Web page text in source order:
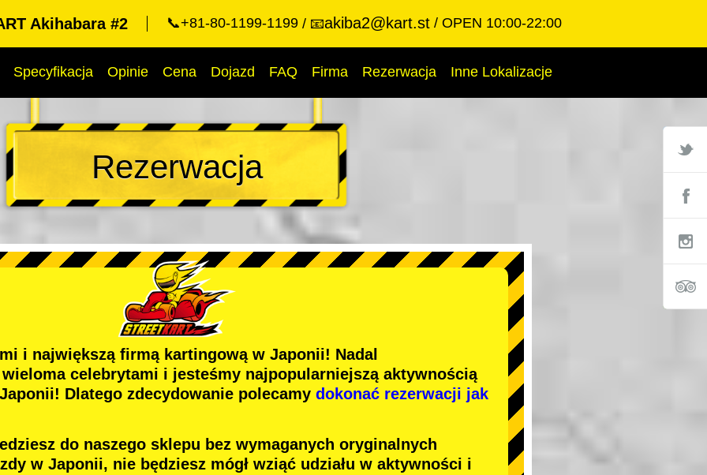
Akihabara #2 📞+81-80-1199-1199 📧akiba2@kart.st OPEN 10:00-22:00
Specyfikacja Opinie Cena Dojazd FAQ Firma Rezerwacja Inne Lokalizacje
Rezerwacja
i największą firmą kartingowąw Japonii! Nadal
wieloma celebrytami i jesteśmy najpopularniejszą aktywnością
Dlatego zdecydowanie polecamy dokonać rezerwacji jak
do naszego sklepu bez wymaganych oryginalnych
w Japonii, nie będziesz mógł wziąć udziału w aktywności i